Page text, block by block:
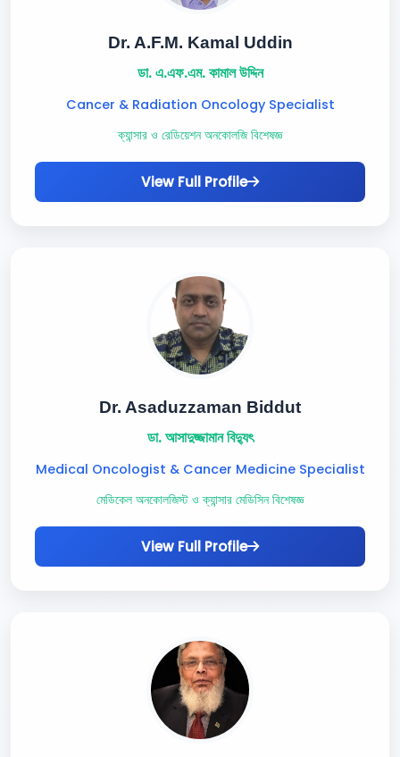
Dr. A.F.M. Kamal Uddin
ডা. এ.এফ.এম. কামাল উদ্দিন
Cancer & Radiation Oncology Specialist
ক্যান্সার ও রেডিয়েশন অনকোলজি বিশেষজ্ঞ
View Full Profile
Dr. Asaduzzaman Biddut
ডা. আসাদুজ্জামান বিদ্যুৎ
Medical Oncologist & Cancer Medicine Specialist
মেডিকেল অনকোলজিস্ট ও ক্যান্সার মেডিসিন বিশেষজ্ঞ
View Full Profile